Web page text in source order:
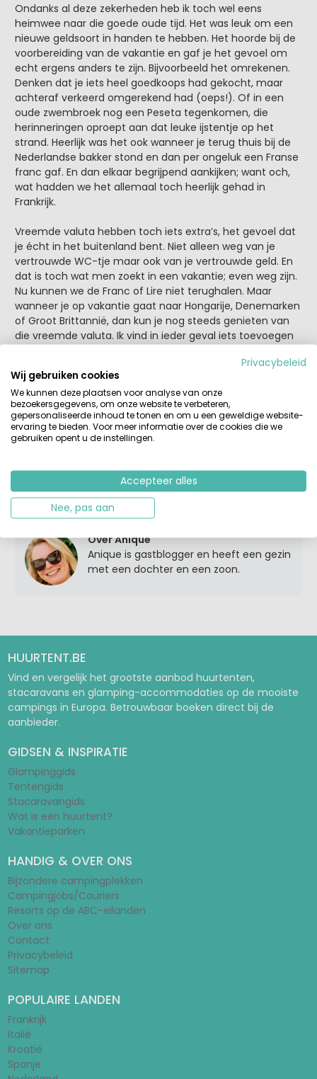
Ondanks al deze zekerheden heb ik toch wel eens
heimwee naar die goede oude tijd. Het was leuk om een
nieuwe geldsoort in handen te hebben. Het hoorde bij de
voorbereiding van de vakantie en gaf je het gevoel om
echt ergens anders te zijn. Bijvoorbeeld het omrekenen.
Denken dat je iets heel goedkoops had gekocht, maar
achteraf verkeerd omgerekend had (oeps!). Of in een
oude zwembroek nog een Peseta tegenkomen, die
herinneringen oproept aan dat leuke ijstentje op het
strand. Heerlijk was het ook wanneer je terug thuis bij de
Nederlandse bakker stond en dan per ongeluk een Franse
franc gaf. En dan elkaar begrijpend aankijken; want och,
wat hadden we het allemaal toch heerlijk gehad in
Frankrijk.
Vreemde valuta hebben toch iets extra’s, het gevoel dat
je écht in het buitenland bent. Niet alleen weg van je
vertrouwde WC-tje maar ook van je vertrouwde geld. En
dat is toch wat men zoekt in een vakantie; even weg zijn.
Nu kunnen we de Franc of Lire niet terughalen. Maar
wanneer je op vakantie gaat naar Hongarije, Denemarken
of Groot Brittannië, dan kun je nog steeds genieten van
die vreemde valuta. Ik vind in ieder geval iets toevoegen
tripjes naar de bank of zweetdruppels bij een buitenlands
pinautomaat te besparen kun je via GWK (wissel bureau)
geld ‘bestellen’. Online. Dat vind ik dan weer heel
makkelijk. Een beetje meer buitenland, maar wel efficiënt.
vakantie
Over Anique
Anique is gastblogger en heeft een gezin
met een dochter en een zoon.
HUURTENT.BE
Vind en vergelijk het grootste aanbod huurtenten,
stacaravans en glamping-accommodaties op de mooiste
campings in Europa. Betrouwbaar boeken direct bij de
aanbieder.
GIDSEN & INSPIRATIE
Glampinggids
Tentengids
Stacaravangids
Wat is een huurtent?
Vakantieparken
HANDIG & OVER ONS
Bijzondere campingplekken
Campingjobs/Couriers
Resorts op de ABC-eilanden
Over ons
Contact
Privacybeleid
Sitemap
POPULAIRE LANDEN
Frankrijk
Italië
Kroatië
Spanje
Privacybeleid
Wij gebruiken cookies
We kunnen deze plaatsen voor analyse van onze
bezoekersgegevens, om onze website te verbeteren,
gepersonaliseerde inhoud te tonen en om u een geweldige website-
ervaring te bieden. Voor meer informatie over de cookies die we
gebruiken opent u de instellingen.
Accepteer alles
Nee, pas aan